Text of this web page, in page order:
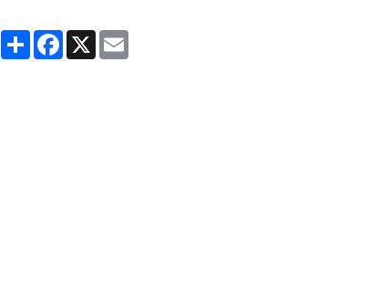
PartagerFacebook
X